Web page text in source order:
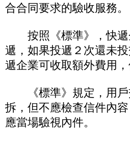
合合同要求的驗收服務。
按照《標準》，快遞
遞，如果投遞２次還未
遞企業可收取額外費用
《標準》規定，用戶
拆，但不應檢查信件內
應當場驗視內件。